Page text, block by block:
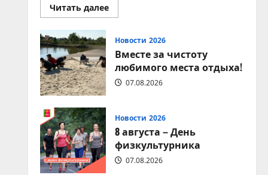
Читать далееПрочитать
больше
августа
День
строителя
Новости 2026
Вместе за чистоту
любимого места отдыха!
07.08.2026
Новости 2026
8 августа – День
физкультурника
07.08.2026